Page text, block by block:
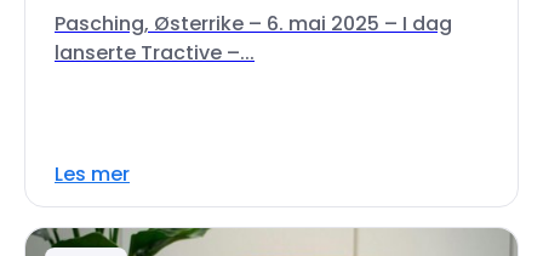
Pasching, Østerrike – 6. mai 2025 – I dag
lanserte Tractive –...
Les mer